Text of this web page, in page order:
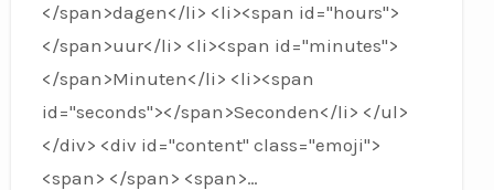
</span>dagen</li> <li><span id="hours">
</span>uur</li> <li><span id="minutes">
</span>Minuten</li> <li><span
id="seconds"></span>Seconden</li> </ul>
</div> <div id="content" class="emoji">
<span> </span> <span>…